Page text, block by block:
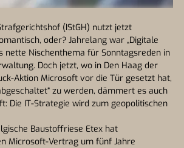
(IStGH) nutzt jetzt
oder? Jahrelang war „Digitale
nette Nischenthema für Sonntagsreden in
Doch jetzt, wo in Den Haag der
Aktion Microsoft vor die Tür gesetzt hat,
zu werden, dämmert es auch
Die IT-Strategie wird zum geopolitischen
Baustoffriese Etex hat
Microsoft-Vertrag um fünf Jahre